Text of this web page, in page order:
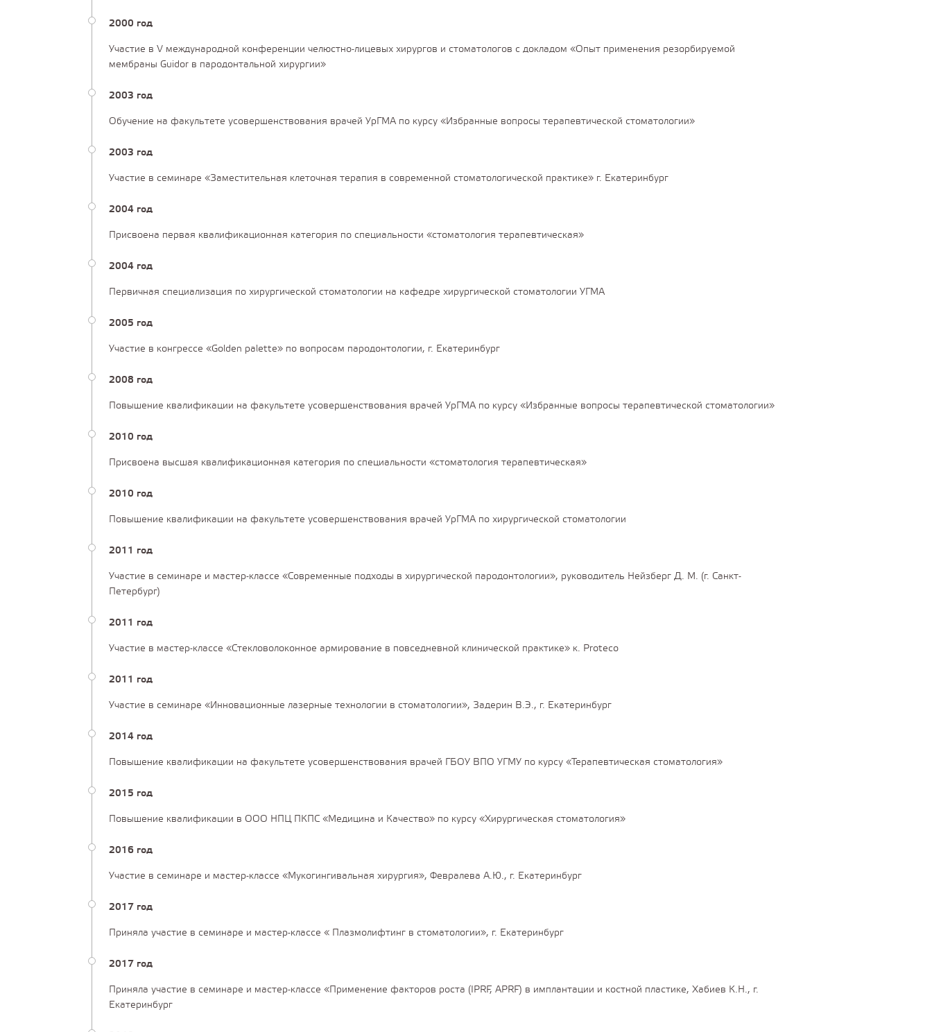
2000 год
Участие в V международной конференции челюстно-лицевых хирургов и стоматологов с докладом «Опыт применения резорбируемой
мембраны Guidor в пародонтальной хирургии»
2003 год
Обучение на факультете усовершенствования врачей УрГМА по курсу «Избранные вопросы терапевтической стоматологии»
2003 год
Участие в семинаре «Заместительная клеточная терапия в современной стоматологической практике» г. Екатеринбург
2004 год
Присвоена первая квалификационная категория по специальности «стоматология терапевтическая»
2004 год
Первичная специализация по хирургической стоматологии на кафедре хирургической стоматологии УГМА
2005 год
Участие в конгрессе «Golden palette» по вопросам пародонтологии, г. Екатеринбург
2008 год
Повышение квалификации на факультете усовершенствования врачей УрГМА по курсу «Избранные вопросы терапевтической стоматологии»
2010 год
Присвоена высшая квалификационная категория по специальности «стоматология терапевтическая»
2010 год
Повышение квалификации на факультете усовершенствования врачей УрГМА по хирургической стоматологии
2011 год
Участие в семинаре и мастер-классе «Современные подходы в хирургической пародонтологии», руководитель Нейзберг Д. М. (г. Санкт-
Петербург)
2011 год
Участие в мастер-классе «Стекловолоконное армирование в повседневной клинической практике» к. Proteco
2011 год
Участие в семинаре «Инновационные лазерные технологии в стоматологии», Задерин В.Э., г. Екатеринбург
2014 год
Повышение квалификации на факультете усовершенствования врачей ГБОУ ВПО УГМУ по курсу «Терапевтическая стоматология»
2015 год
Повышение квалификации в ООО НПЦ ПКПС «Медицина и Качество» по курсу «Хирургическая стоматология»
2016 год
Участие в семинаре и мастер-классе «Мукогингивальная хирургия», Февралева А.Ю., г. Екатеринбург
2017 год
Приняла участие в семинаре и мастер-классе « Плазмолифтинг в стоматологии», г. Екатеринбург
2017 год
Приняла участие в семинаре и мастер-классе «Применение факторов роста (IPRF, APRF) в имплантации и костной пластике, Хабиев К.Н., г.
Екатеринбург